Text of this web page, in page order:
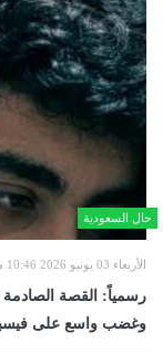
حال السعودية
الأربعاء 03 يونيو 2026 10:46 مساءً
رسمياً: القصة
وغضب واسع على فيسبوك..